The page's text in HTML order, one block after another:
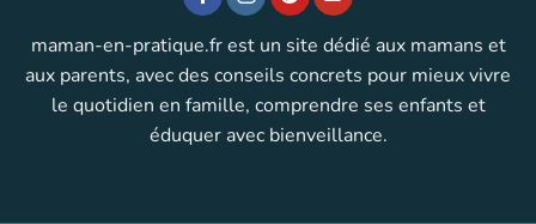
maman-en-pratique.fr est un site dédié aux mamans et
aux parents, avec des conseils concrets pour mieux vivre
le quotidien en famille, comprendre ses enfants et
éduquer avec bienveillance.